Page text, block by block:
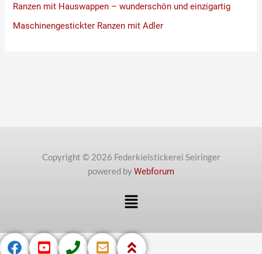
Ranzen mit Hauswappen – wunderschön und einzigartig
Maschinengestickter Ranzen mit Adler
Copyright © 2026 Federkielstickerei Seiringer
powered byWebforum
Menü